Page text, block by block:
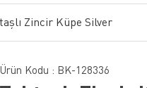
Zincir Küpe Silver
Ürün Kodu : BK-128336